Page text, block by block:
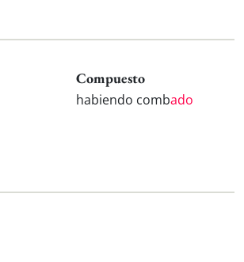
Compuesto
habiendo combado